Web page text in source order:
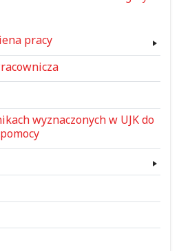
pracy
wyznaczonych w UJK do